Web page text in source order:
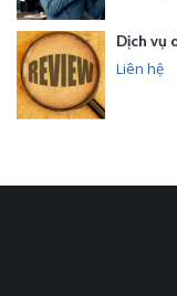
Dịch vụ
Liên hệ